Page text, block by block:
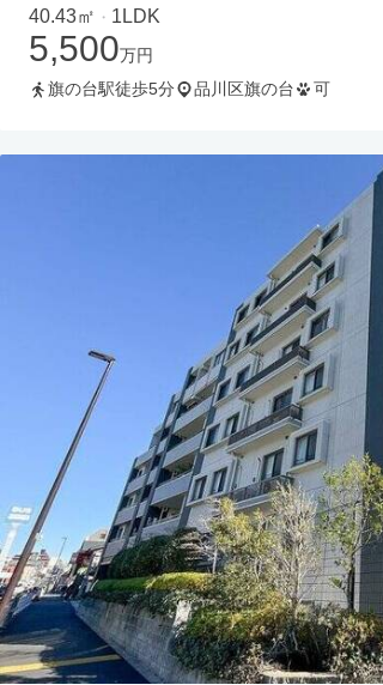
40.43㎡ ・ 1LDK
5,500万円
旗の台駅徒歩5分
品川区旗の台 可